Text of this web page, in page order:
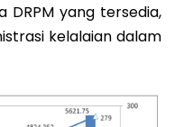
yang tersedia,
kelalaian dalam